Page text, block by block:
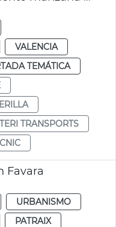
VALENCIA
TEMÁTICA
TRANSPORTS
Favara
URBANISMO
PATRAIX